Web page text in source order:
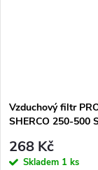
Vzduchový filtr
SHERCO 250-500
268 Kč
Skladem 1 ks